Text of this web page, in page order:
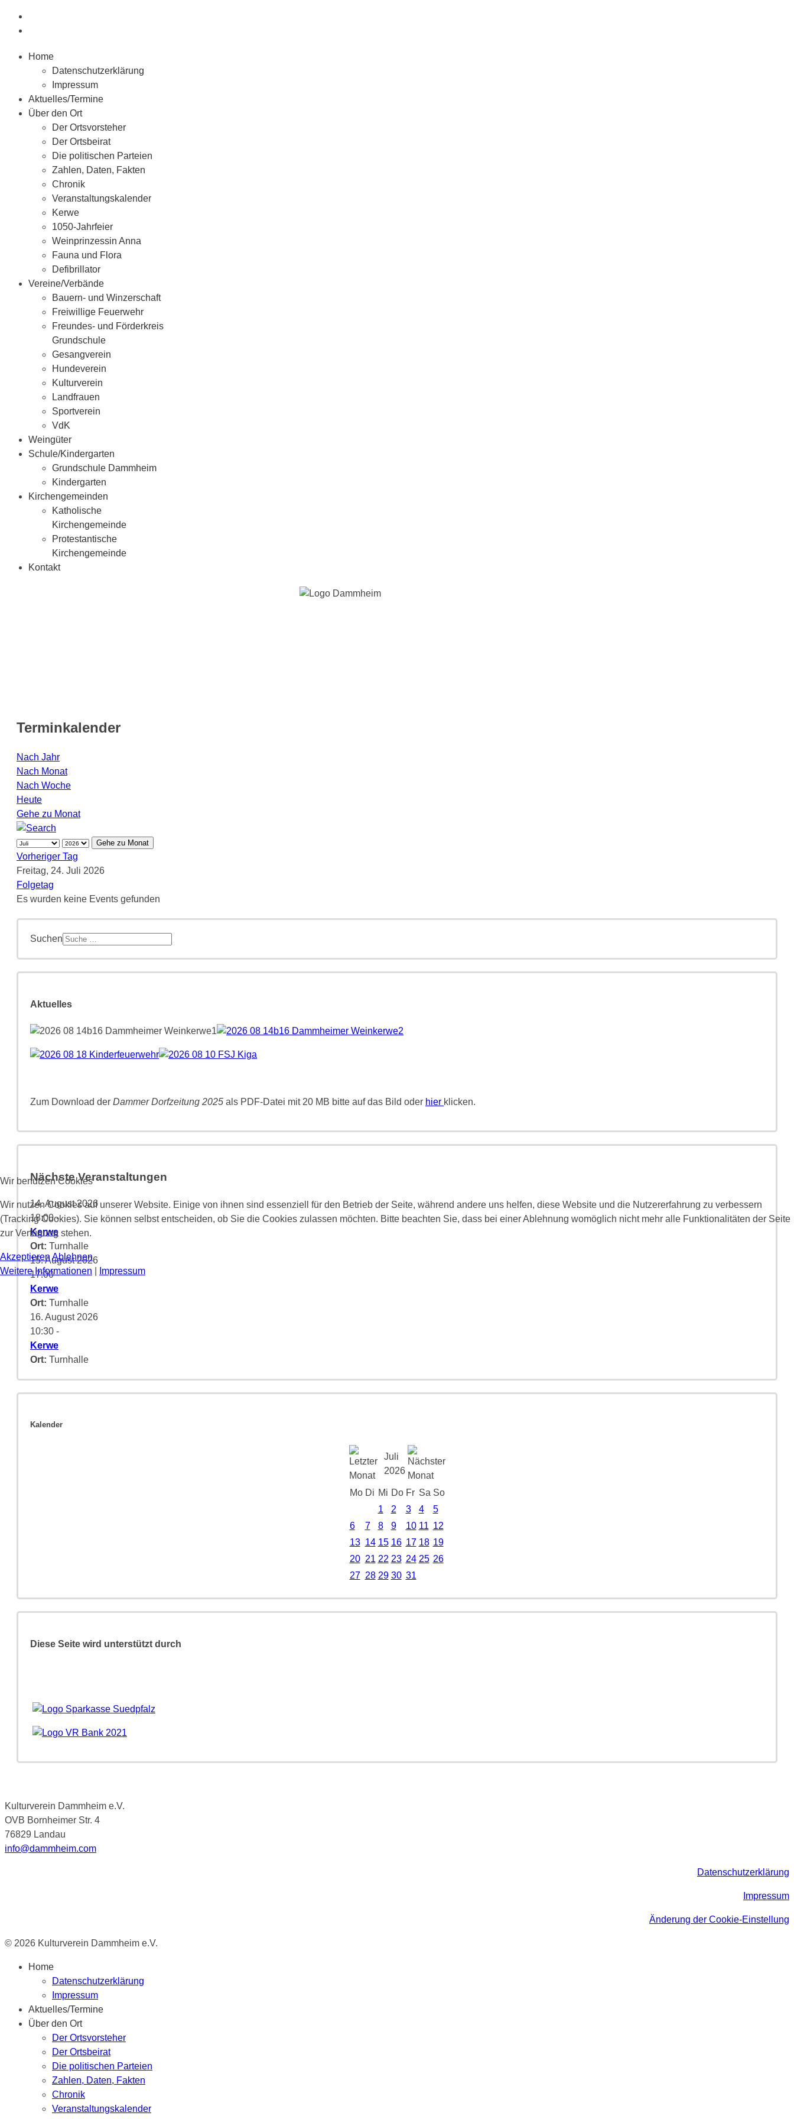
Home
Datenschutzerklärung
Impressum
Aktuelles/Termine
Über den Ort
Der Ortsvorsteher
Der Ortsbeirat
Die politischen Parteien
Zahlen, Daten, Fakten
Chronik
Veranstaltungskalender
Kerwe
1050-Jahrfeier
Weinprinzessin Anna
Fauna und Flora
Defibrillator
Vereine/Verbände
Bauern- und Winzerschaft
Freiwillige Feuerwehr
Freundes- und Förderkreis
Grundschule
Gesangverein
Hundeverein
Kulturverein
Landfrauen
Sportverein
VdK
Weingüter
Schule/Kindergarten
Grundschule Dammheim
Kindergarten
Kirchengemeinden
Katholische
Kirchengemeinde
Protestantische
Kirchengemeinde
Kontakt
Terminkalender
Nach Jahr
Nach Monat
Nach Woche
Heute
Gehe zu Monat
Gehe zu Monat
Vorheriger Tag
Freitag, 24. Juli 2026
Folgetag
Es wurden keine Events gefunden
Suchen
Aktuelles
Zum Download der Dammer Dorfzeitung 2025 als PDF-Datei mit 20 MB bitte auf das Bild oder hier klicken.
Nächste Veranstaltungen
14. August 2026
18:00-
Kerwe
Ort: Turnhalle
15. August 2026
17:00-
Kerwe
Ort: Turnhalle
16. August 2026
10:30 -
Kerwe
Ort: Turnhalle
Kalender
Juli
2026
Mo Di Mi Do Fr Sa So
1
2 3 4
5
6
7 8 9 10 11 12
13 14 15 16 17 18 19
20 21 22 23 24 25 26
27 28 29 30 31
Diese Seite wird unterstützt durch
Kulturverein Dammheim e.V.
OVB Bornheimer Str. 4
76829 Landau
info@dammheim.com
Datenschutzerklärung
Impressum
Änderung der Cookie-Einstellung
© 2026 Kulturverein Dammheim e.V.
Home
Datenschutzerklärung
Impressum
Aktuelles/Termine
Über den Ort
Der Ortsvorsteher
Der Ortsbeirat
Die politischen Parteien
Zahlen, Daten, Fakten
Chronik
Veranstaltungskalender
Wir benutzen Cookies
Wir nutzen Cookies auf unserer Website. Einige von ihnen sind essenziell für den Betrieb der Seite, während andere uns helfen, diese Website und die Nutzererfahrung zu verbessern
(Tracking Cookies). Sie können selbst entscheiden, ob Sie die Cookies zulassen möchten. Bitte beachten Sie, dass bei einer Ablehnung womöglich nicht mehr alle Funktionalitäten der Seite
zur Verfügung stehen.
Akzeptieren Ablehnen
Weitere Informationen
Impressum